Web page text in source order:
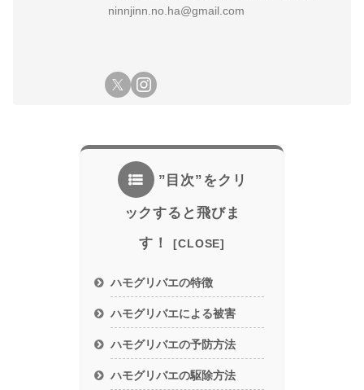
ninnjinn.no.ha@gmail.com
”目次”をクリ
ックすると飛びま
す！
ハモグリバエの特徴
ハモグリバエによる被害
ハモグリバエの予防方法
ハモグリバエの駆除方法